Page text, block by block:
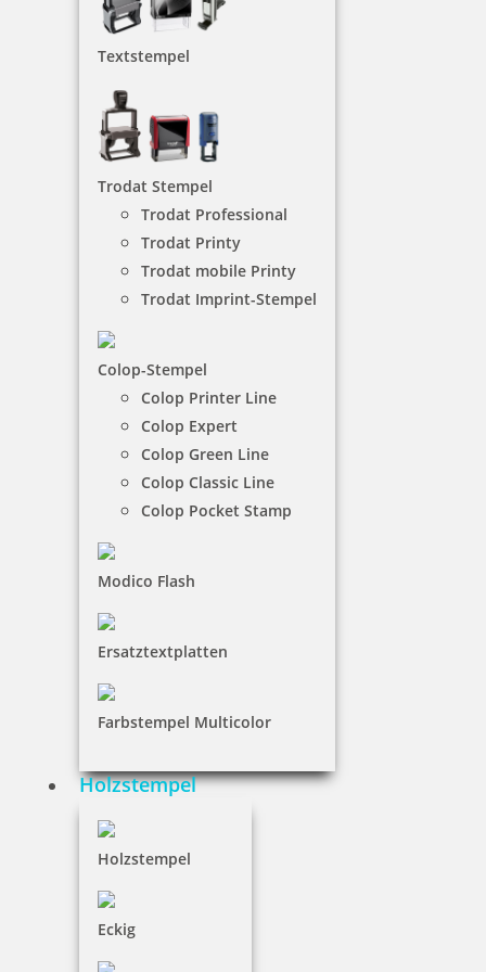
Textstempel
Trodat Stempel
Trodat Professional
Trodat Printy
Trodat mobile Printy
Trodat Imprint-Stempel
Colop-Stempel
Colop Printer Line
Colop Expert
Colop Green Line
Colop Classic Line
Colop Pocket Stamp
Modico Flash
Ersatztextplatten
Farbstempel Multicolor
Holzstempel
Holzstempel
Eckig
Tierstempel sind Stempel mit Tiermotiven, z. B. mit
Katzen, Hunden, Pferden, Kaninchen u. ä.
NACH WUNSCHSTEMPEL FILTERN
€-
€+
1 Artikel in der Kategorie